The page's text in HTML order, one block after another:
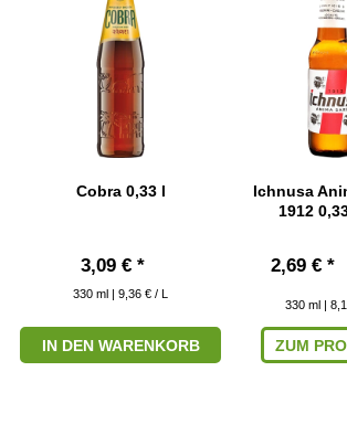
Cobra 0,33 l
3,09 € *
330 ml | 9,36 € / L
IN DEN WARENKORB
Ichnusa
1912
2,69 € *
330 ml |
ZUM